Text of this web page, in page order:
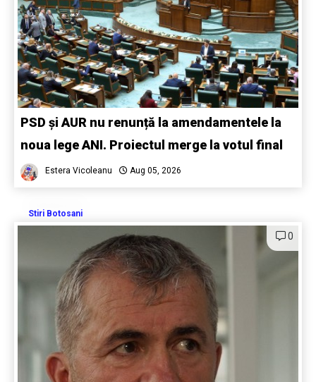
PSD și AUR nu renunță la amendamentele la
noua lege ANI. Proiectul merge la votul final
Estera Vicoleanu Aug 05, 2026
Stiri Botosani
0